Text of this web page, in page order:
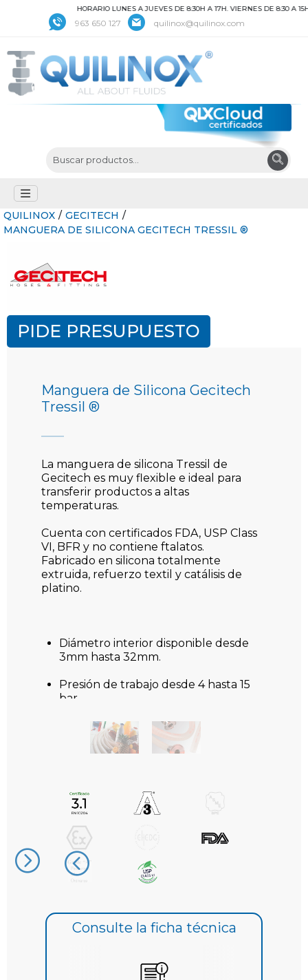
HORARIO LUNES A JUEVES DE 8:30H A 17H. VIERNES DE 8:30 A
963 650 127 quilinox@quilinox.com
QUILINOX / GECITECH /
MANGUERA DE SILICONA GECITECH TRESSIL ®
PIDE PRESUPUESTO
Manguera de Silicona Gecitech
Tressil ®
La manguera de silicona Tressil de
Gecitech es muy flexible e ideal para
transferir productos a altas
temperaturas.
Cuenta con certificados FDA, USP Class
VI, BFR y no contiene ftalatos.
Fabricado en silicona totalmente
extruida, refuerzo textil y catálisis de
platino.
Diámetro interior disponible desde
3mm hasta 32mm.
Presión de trabajo desde 4 hasta 15
bar
Temperatura de trabajo desde -60ºC
hasta 180ºC
demanda
Consulte la ficha técnica